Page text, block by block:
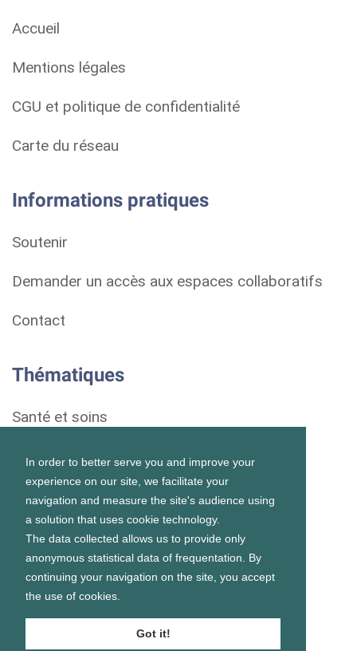
In order to better serve you and improve your
experience on our site, we facilitate your
navigation and measure the site's audience using
a solution that uses cookie technology.
The data collected allows us to provide only
anonymous statistical data of frequentation. By
continuing your navigation on the site, you accept
the use of cookies.
Got it!
Accueil
Mentions légales
CGU et politique de confidentialité
Carte du réseau
Informations pratiques
Soutenir
Demander un accès aux espaces collaboratifs
Contact
Thématiques
Santé et soins
Droits et démarches
Habitat
Formation et vie scolaire
Emploi et vie professionnelle